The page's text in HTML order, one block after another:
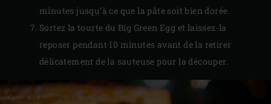
minutes jusqu’à ce que la pâte soit bien dorée.
Sortez la tourte du Big Green Egg et laissez-la
reposer pendant 10 minutes avant de la retirer
délicatement de la sauteuse pour la découper.